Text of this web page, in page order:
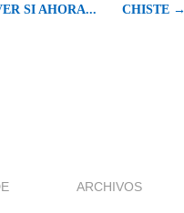
SI AHORA... CHISTE →
ARCHIVOS